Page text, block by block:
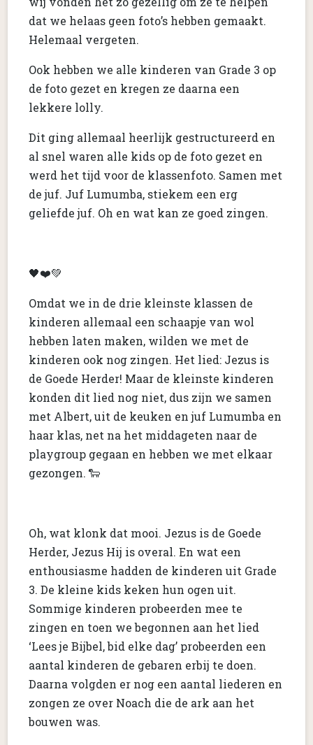
dat we helaas geen foto’s hebben gemaakt.
Helemaal vergeten.
Ook hebben we alle kinderen van Grade 3 op
de foto gezet en kregen ze daarna een
lekkere lolly.
Dit ging allemaal heerlijk gestructureerd en
al snel waren alle kids op de foto gezet en
werd het tijd voor de klassenfoto. Samen met
de juf. Juf Lumumba, stiekem een erg
geliefde juf. Oh en wat kan ze goed zingen.
🖤❤️💚
Omdat we in de drie kleinste klassen de
kinderen allemaal een schaapje van wol
hebben laten maken, wilden we met de
kinderen ook nog zingen. Het lied: Jezus is
de Goede Herder! Maar de kleinste kinderen
konden dit lied nog niet, dus zijn we samen
met Albert, uit de keuken en juf Lumumba en
haar klas, net na het middageten naar de
playgroup gegaan en hebben we met elkaar
gezongen. 🐑
Oh, wat klonk dat mooi. Jezus is de Goede
Herder, Jezus Hij is overal. En wat een
enthousiasme hadden de kinderen uit Grade
3. De kleine kids keken hun ogen uit.
Sommige kinderen probeerden mee te
zingen en toen we begonnen aan het lied
‘Lees je Bijbel, bid elke dag’ probeerden een
aantal kinderen de gebaren erbij te doen.
Daarna volgden er nog een aantal liederen en
zongen ze over Noach die de ark aan het
bouwen was.